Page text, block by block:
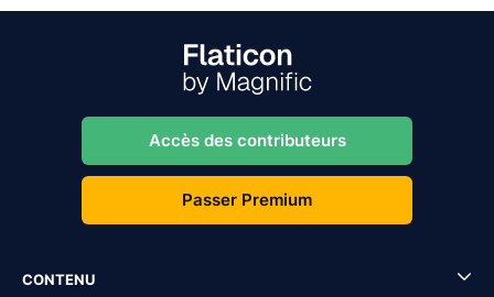
Accès des contributeurs
Passer Premium
CONTENU